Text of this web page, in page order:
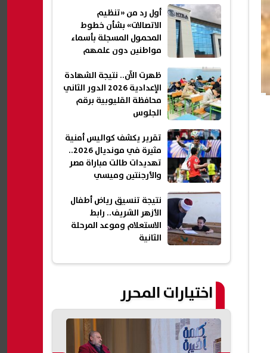
أول رد من «تنظيم
الاتصالات» بشأن خطوط
المحمول المسجلة بأسماء
مواطنين دون علمهم
ظهرت الآن.. نتيجة الشهادة
الإعدادية 2026 الدور الثاني
محافظة القليوبية برقم
الجلوس
تقرير يكشف كواليس أمنية
مثيرة في مونديال 2026..
تهديدات طالت مباراة مصر
والأرجنتين وميسي
نتيجة تنسيق رياض أطفال
الأزهر الشريف.. رابط
الاستعلام وموعد المرحلة
الثانية
اختيارات المحرر